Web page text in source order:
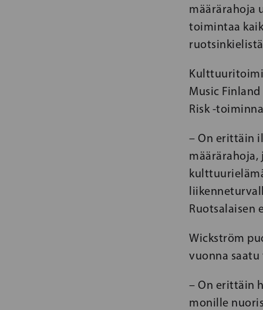
määrärahoja
toimintaa
Music
Risk -
– On erittäin
Ruotsalaisen
Wickström
vuonna
– On erittäin
monille